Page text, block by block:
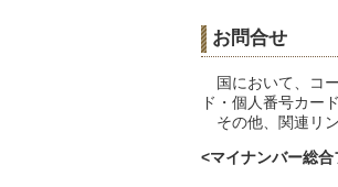
お問合せ
国において、コ
ド・個人番号カー
その他、関連リ
<マイナンバー総合